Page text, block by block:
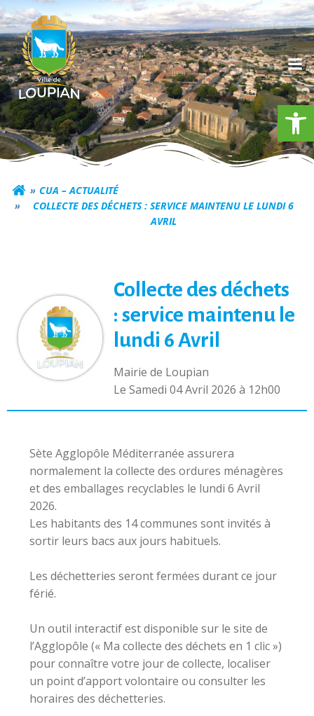
Aller
au
contenu
Commune de
CUA – ACTUALITÉ
COLLECTE DES DÉCHETS : SERVICE MAINTENU LE LUNDI 6
AVRIL
Collecte des déchets
: service maintenu le
lundi 6 Avril
Mairie de Loupian
Le Samedi 04 Avril 2026 à 12h00
Sète Agglopôle Méditerranée assurera
normalement la collecte des ordures ménagères
et des emballages recyclables le lundi 6 Avril
2026.
Les habitants des 14 communes sont invités à
sortir leurs bacs aux jours habituels.
Les déchetteries seront fermées durant ce jour
férié.
Un outil interactif est disponible sur le site de
l’Agglopôle (« Ma collecte des déchets en 1 clic »)
pour connaître votre jour de collecte, localiser
un point d’apport volontaire ou consulter les
horaires des déchetteries.